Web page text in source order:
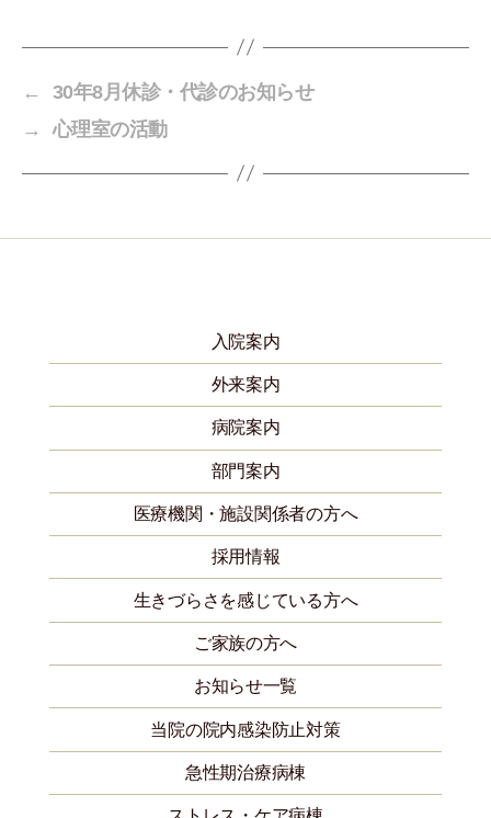
←
30年8月休診・代診のお知らせ
→
心理室の活動
入院案内
外来案内
病院案内
部門案内
医療機関・施設関係者の方へ
採用情報
生きづらさを感じている方へ
ご家族の方へ
お知らせ一覧
当院の院内感染防止対策
急性期治療病棟